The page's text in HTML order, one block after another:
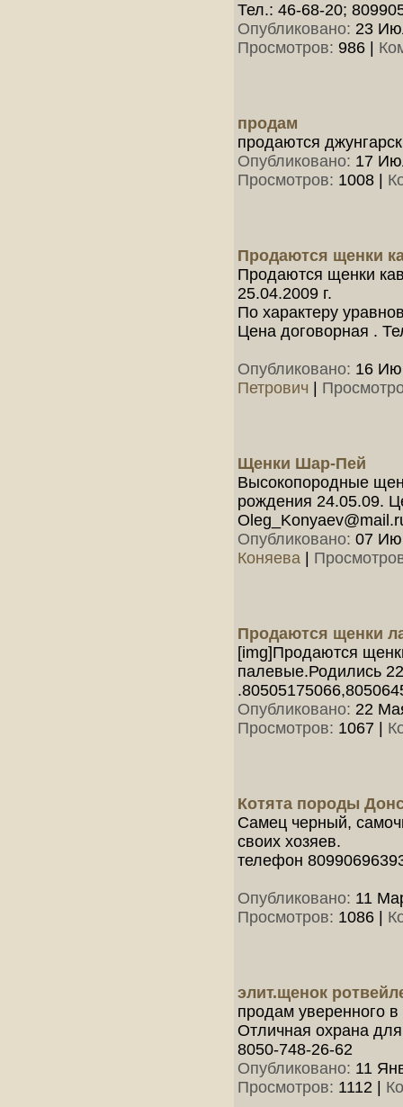
Тел.: 46-68-20;
Опубликовано: 23
Просмотров: 986
продам
продаются
Опубликовано: 17
Просмотров: 1008
Продаются щенки
Продаются щенки
25.04.2009 г.
По характеру
Цена договорная .
Опубликовано: 16
Петрович
Щенки Шар-Пей
Высокопородные
рождения 24.05.09.
Опубликовано: 07
Коняева
Продаются щенки
[img]Продаются
палевые.Родились
Опубликовано: 22
Просмотров: 1067
Котята породы
Самец черный,
своих хозяев.
телефон
Опубликовано: 11
Просмотров: 1086
элит.щенок
продам уверенного
Отличная охрана
8050-748-26-62
Опубликовано: 11
Просмотров: 1112